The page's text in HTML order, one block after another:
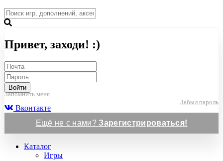
Привет, заходи! :)
Войти
Запомнить меня
Забыл пароль
Вконтакте
Ещё не с нами?Зарегистрироваться!
Каталог
Игры